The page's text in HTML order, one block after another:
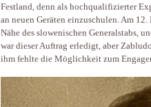
Festland, denn als hochqualifizierter
an neuen Geräten einzuschulen. Am
Nähe des slowenischen Generalstabs,
war dieser Auftrag erledigt, aber
ihm fehlte die Möglichkeit zum